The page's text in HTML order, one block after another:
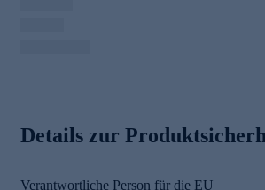
Details zur
Verantwortliche Person für die EU